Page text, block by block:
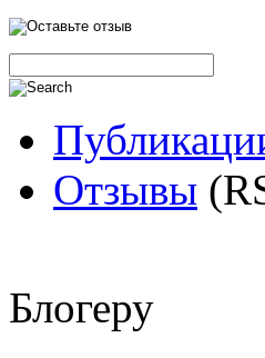
Отзывы
Блогеру